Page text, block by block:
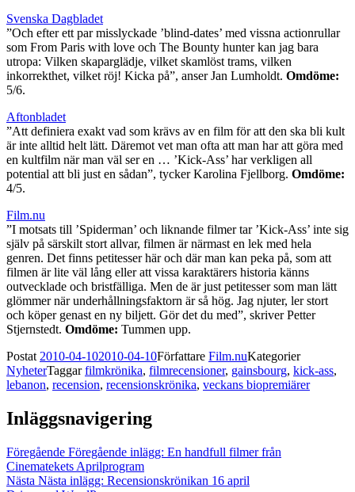
Svenska Dagbladet
”Och efter ett par misslyckade ’blind-dates’ med vissna actionrullar
som From Paris with love och The Bounty hunter kan jag bara
utropa: Vilken skaparglädje, vilket skamlöst trams, vilken
inkorrekthet, vilket röj! Kicka på”, anser Jan Lumholdt. Omdöme:
5/6.
Aftonbladet
”Att definiera exakt vad som krävs av en film för att den ska bli kult
är inte alltid helt lätt. Däremot vet man ofta att man har att göra med
en kultfilm när man väl ser en … ’Kick-Ass’ har verkligen all
potential att bli just en sådan”, tycker Karolina Fjellborg. Omdöme:
4/5.
Film.nu
”I motsats till ’Spiderman’ och liknande filmer tar ’Kick-Ass’ inte sig
själv på särskilt stort allvar, filmen är närmast en lek med hela
genren. Det finns petitesser här och där man kan peka på, som att
filmen är lite väl lång eller att vissa karaktärers historia känns
outvecklade och bristfälliga. Men de är just petitesser som man lätt
glömmer när underhållningsfaktorn är så hög. Jag njuter, ler stort
och köper genast en ny biljett. Gör det du med”, skriver Petter
Stjernstedt. Omdöme: Tummen upp.
Postat 2010-04-102010-04-10Författare Film.nuKategorier
NyheterTaggarfilmkrönika, filmrecensioner, gainsbourg, kick-ass,
lebanon, recension, recensionskrönika, veckans biopremiärer
Inläggsnavigering
Föregående Föregående inlägg: En handfull filmer från
Cinematekets Aprilprogram
Nästa Nästa inlägg: Recensionskrönikan 16 april